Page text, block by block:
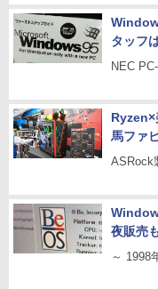
タッフ
NEC
Ryzen×
馬ファ
ASRock
夜販売
～ 1998